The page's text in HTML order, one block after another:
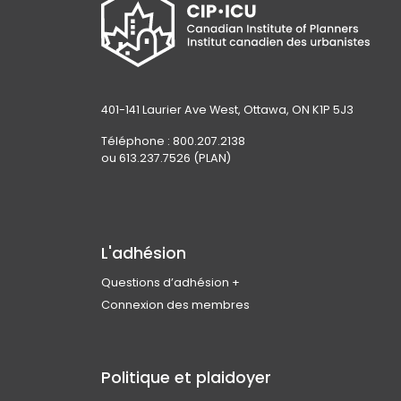
401-141 Laurier Ave West, Ottawa, ON K1P 5J3
Téléphone : 800.207.2138
ou 613.237.7526 (PLAN)
L'adhésion
Questions d’adhésion
Rejoindre l’ICU
Avantages pour les membres
Codes de conduite et d’éthique professionnelle
Connexion des membres
Politique et plaidoyer